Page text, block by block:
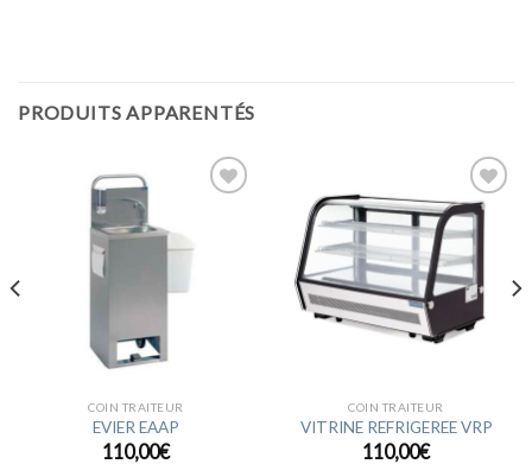
PRODUITS APPARENTÉS
COIN TRAITEUR
EVIER EAAP
110,00€
Ajouter
à la
wishlist
COIN TRAITEUR
VITRINE REFRIGEREE VRP
110,00€